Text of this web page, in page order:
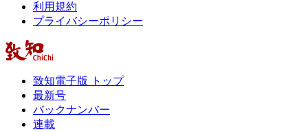
利用規約
プライバシーポリシー
致知電子版 トップ
最新号
バックナンバー
連載